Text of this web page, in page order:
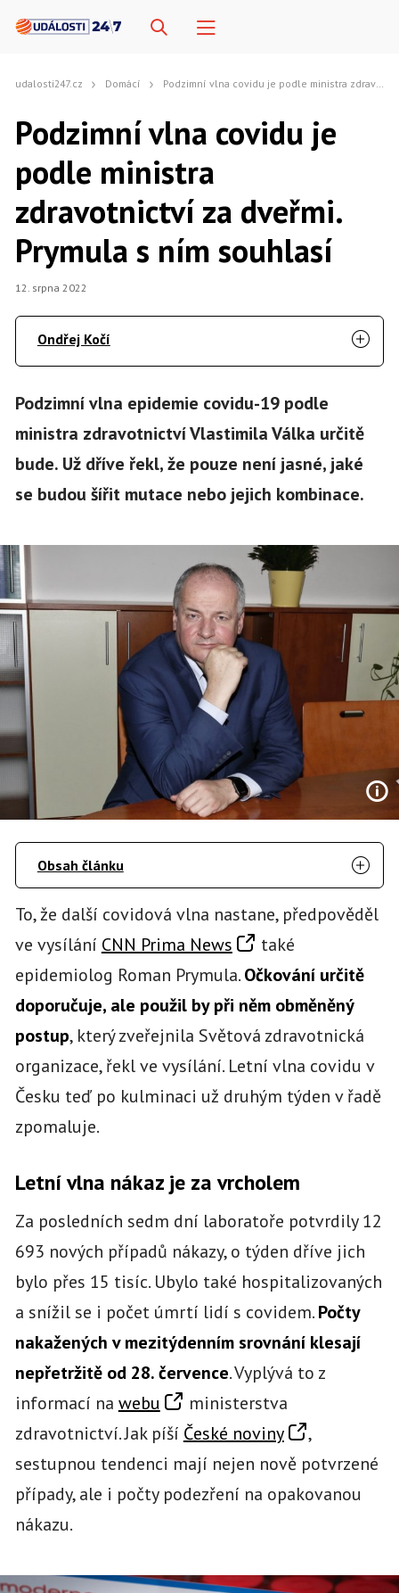
udalosti247.cz Domácí Podzimní vlna covidu je podle ministra zdravotnictví za dveřmi. Prymula s ním souhlasí
Podzimní vlna covidu je
podle ministra
zdravotnictví za dveřmi.
Prymula s ním souhlasí
12. srpna 2022
Ondřej Kočí
Podzimní vlna epidemie covidu-19 podle
ministra zdravotnictví Vlastimila Válka určitě
bude. Už dříve řekl, že pouze není jasné, jaké
se budou šířit mutace nebo jejich kombinace.
Obsah článku
To, že další covidová vlna nastane, předpověděl
ve vysílání CNN Prima News
také
epidemiolog Roman Prymula.Očkování určitě
doporučuje, ale použil by při něm obměněný
postup, který zveřejnila Světová zdravotnická
organizace, řekl ve vysílání. Letní vlna covidu v
Česku teď po kulminaci už druhým týden v řadě
zpomaluje.
Letní vlna nákaz je za vrcholem
Za posledních sedm dní laboratoře potvrdily 12
693 nových případů nákazy, o týden dříve jich
bylo přes 15 tisíc. Ubylo také hospitalizovaných
a snížil se i počet úmrtí lidí s covidem.Počty
nakažených v mezitýdenním srovnání klesají
nepřetržitě od 28. července. Vyplývá to z
informací na webu
ministerstva
zdravotnictví. Jak píší České noviny
,
sestupnou tendenci mají nejen nově potvrzené
případy, ale i počty podezření na opakovanou
nákazu.